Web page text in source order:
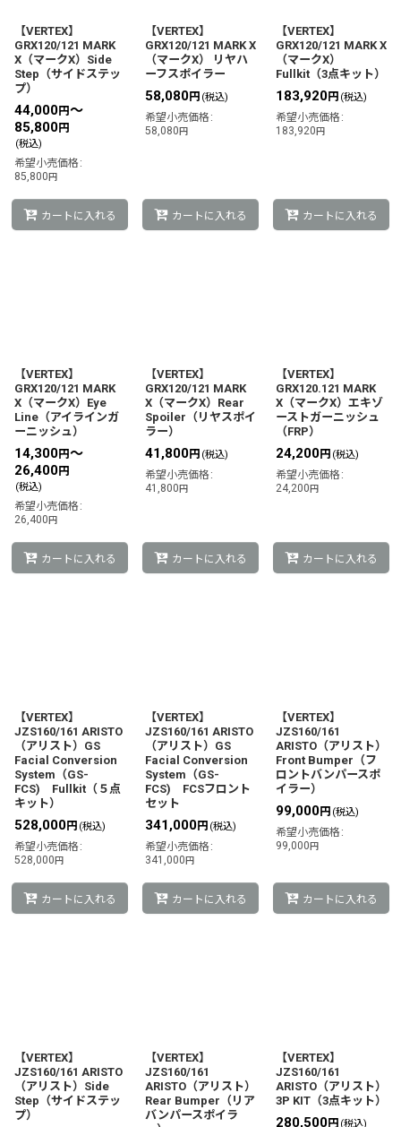
【VERTEX】
GRX120/121 MARK
X（マークX）Side
Step（サイドステッ
プ）
44,000円～
85,800円
(税込)
希望小売価格 :
85,800円
カートに入れる
【VERTEX】
GRX120/121 MARK X
（マークX） リヤハ
ーフスポイラー
58,080円 (税込)
希望小売価格 :
58,080円
カートに入れる
【VERTEX】
GRX120/121 MARK X
（マークX）
Fullkit（3点キット）
183,920円 (税込)
希望小売価格 :
183,920円
カートに入れる
【VERTEX】
GRX120/121 MARK
X（マークX）Eye
Line（アイラインガ
ーニッシュ）
14,300円～
26,400円
(税込)
希望小売価格 :
26,400円
カートに入れる
【VERTEX】
GRX120/121 MARK
X（マークX）Rear
Spoiler（リヤスポイ
ラー）
41,800円 (税込)
希望小売価格 :
41,800円
カートに入れる
【VERTEX】
GRX120.121 MARK
X（マークX）エキゾ
ーストガーニッシュ
（FRP）
24,200円 (税込)
希望小売価格 :
24,200円
カートに入れる
【VERTEX】
JZS160/161 ARISTO
（アリスト）GS
Facial Conversion
System（GS-
FCS) Fullkit（５点
キット）
528,000円 (税込)
希望小売価格 :
528,000円
カートに入れる
【VERTEX】
JZS160/161 ARISTO
（アリスト）GS
Facial Conversion
System（GS-
FCS) FCSフロント
セット
341,000円 (税込)
希望小売価格 :
341,000円
カートに入れる
【VERTEX】
JZS160/161
ARISTO（アリスト）
Front Bumper（フ
ロントバンパースポ
イラー）
99,000円 (税込)
希望小売価格 :
99,000円
カートに入れる
【VERTEX】
JZS160/161 ARISTO
（アリスト）Side
Step（サイドステッ
プ）
【VERTEX】
JZS160/161
ARISTO（アリスト）
Rear Bumper（リア
バンパースポイラ
【VERTEX】
JZS160/161
ARISTO（アリスト）
3P KIT（3点キット）
280,500円 (税込)